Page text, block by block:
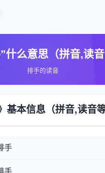
什么意思（拼音,读音
排手的读音
基本信息（拼音,读音等
手
手